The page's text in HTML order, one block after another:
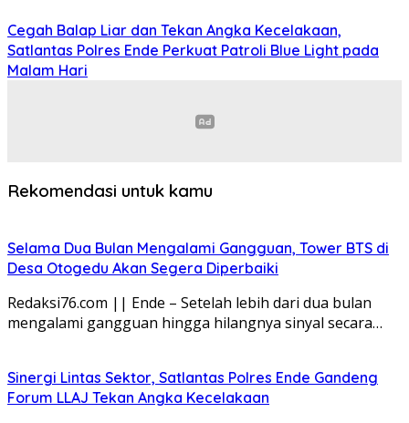
Cegah Balap Liar dan Tekan Angka Kecelakaan,
Satlantas Polres Ende Perkuat Patroli Blue Light pada
Malam Hari
Rekomendasi untuk kamu
Selama Dua Bulan Mengalami Gangguan, Tower BTS di
Desa Otogedu Akan Segera Diperbaiki
Redaksi76.com || Ende – Setelah lebih dari dua bulan
mengalami gangguan hingga hilangnya sinyal secara…
Sinergi Lintas Sektor, Satlantas Polres Ende Gandeng
Forum LLAJ Tekan Angka Kecelakaan